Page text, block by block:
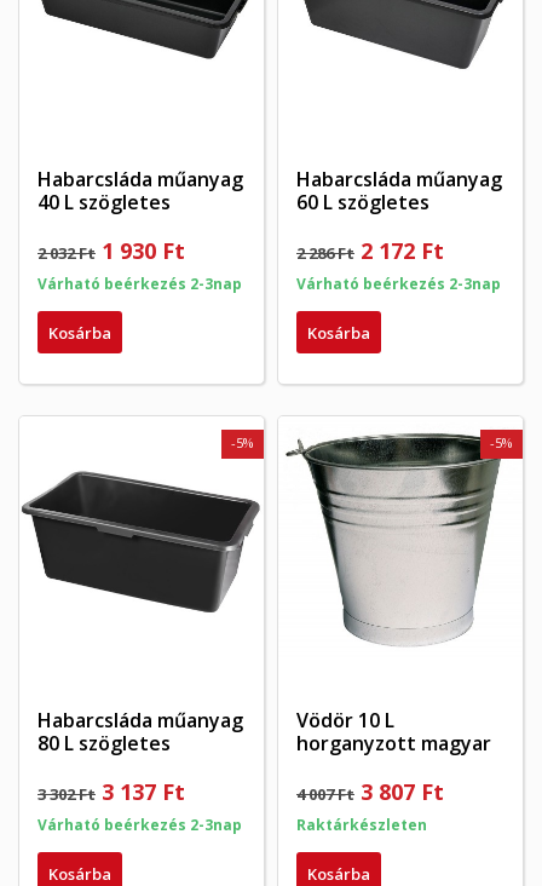
Habarcsláda műanyag
40 L szögletes
2 032 Ft 1 930 Ft
Várható beérkezés 2-3nap
Kosárba
Habarcsláda műanyag
60 L szögletes
2 286 Ft 2 172 Ft
Várható beérkezés 2-3nap
Kosárba
Habarcsláda műanyag
80 L szögletes
3 302 Ft
-5%
3 137 Ft
Várható beérkezés 2-3nap
Kosárba
Vödör 10 L
horganyzott magyar
4 007 Ft
-5%
3 807 Ft
Raktárkészleten
Kosárba